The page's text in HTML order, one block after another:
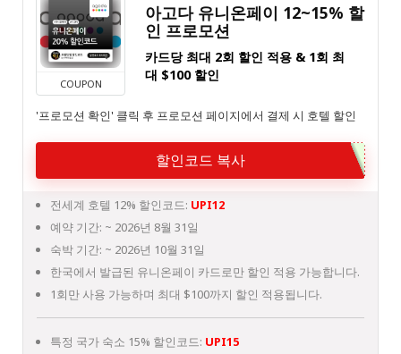
COUPON
아고다 유니온페이 12~15% 할
인 프로모션
카드당 최대 2회 할인 적용 & 1회 최
대 $100 할인
'프로모션 확인' 클릭 후 프로모션 페이지에서 결제 시 호텔 할인
할인코드 복사
전세계 호텔 12% 할인코드: UPI12
예약 기간: ~ 2026년 8월 31일
숙박 기간: ~ 2026년 10월 31일
한국에서 발급된 유니온페이 카드로만 할인 적용 가능합니다.
1회만 사용 가능하며 최대 $100까지 할인 적용됩니다.
특정 국가 숙소 15% 할인코드: UPI15